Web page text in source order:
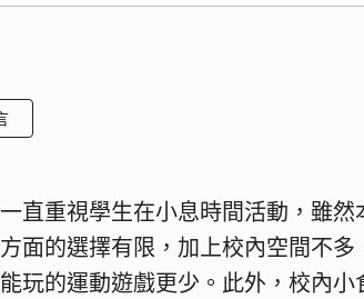
直重視學生在小息時間活動，雖
面的選擇有限，加上校內空間不多
玩的運動遊戲更少。此外，校內